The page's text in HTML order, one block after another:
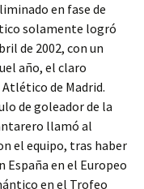
en fase de
solamente logró
de 2002, con un
año, el claro
de Madrid.
de goleador de la
llamó al
el equipo, tras haber
España en el Europeo
en el Trofeo